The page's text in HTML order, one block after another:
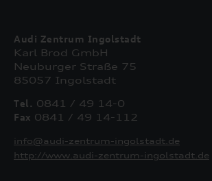
Audi Zentrum Ingolstadt
Karl Brod GmbH
Neuburger Straße 75
85057 Ingolstadt
Tel. 0841 / 49 14-0
Fax 0841 / 49 14-112
info@audi-zentrum-ingolstadt.de
http://www.audi-zentrum-ingolstadt.de